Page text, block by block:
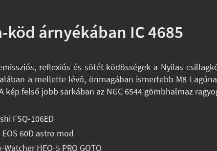
köd árnyékában IC 4685
reflexiós és sötét ködösségek a Nyilas
a mellette lévő, önmagában ismertebb M8
kép felső jobb sarkában az NGC 6544 gömbhalmaz
FSQ-106ED
EOS 60D astro mod
Watcher HEQ-5 PRO GOTO